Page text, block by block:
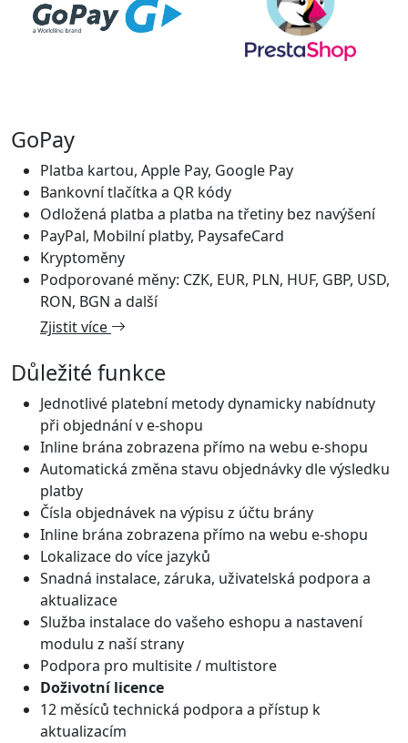
GoPay
Platba kartou, Apple Pay, Google Pay
Bankovní tlačítka a QR kódy
Odložená platba a platba na třetiny bez navýšení
PayPal, Mobilní platby, PaysafeCard
Kryptoměny
Podporované měny: CZK, EUR, PLN, HUF, GBP, USD,
RON, BGN a další
Zjistit více
Důležité funkce
Jednotlivé platební metody dynamicky nabídnuty
při objednání v e-shopu
Inline brána zobrazena přímo na webu e-shopu
Automatická změna stavu objednávky dle výsledku
platby
Čísla objednávek na výpisu z účtu brány
Inline brána zobrazena přímo na webu e-shopu
Lokalizace do více jazyků
Snadná instalace, záruka, uživatelská podpora a
aktualizace
Služba instalace do vašeho eshopu a nastavení
modulu z naší strany
Podpora pro multisite / multistore
Doživotní licence
12 měsíců technická podpora a přístup k
aktualizacím